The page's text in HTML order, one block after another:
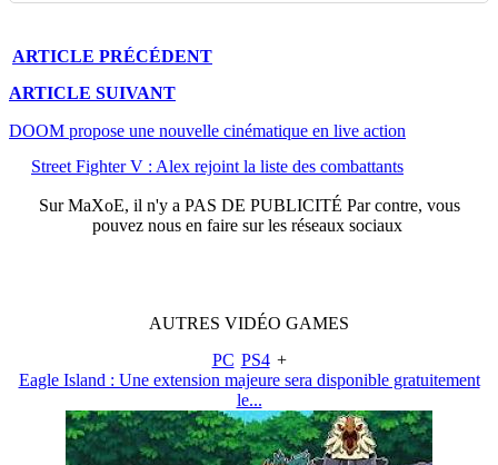
ARTICLE PRÉCÉDENT
ARTICLE SUIVANT
DOOM propose une nouvelle cinématique en live action
Street Fighter V : Alex rejoint la liste des combattants
SurMaXoE, il n'y a PAS DE PUBLICITÉ Par contre, vous
pouvez nous en faire sur les réseaux sociaux
AUTRES VIDÉO GAMES
PC PS4 +
Eagle Island : Une extension majeure sera disponible gratuitement
le...